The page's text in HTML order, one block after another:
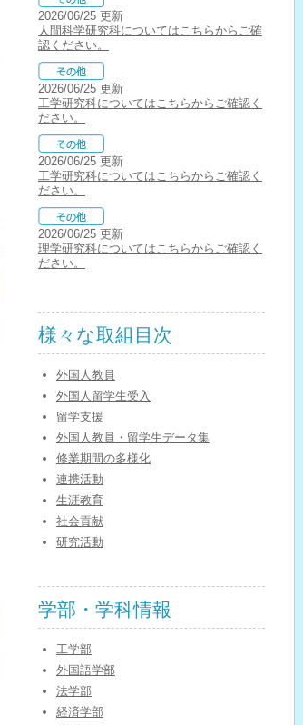
2026/06/25 更新
人間科学研究科についてはこちらからご確
認ください。
2026/06/25 更新
工学研究科についてはこちらからご確認く
ださい。
2026/06/25 更新
工学研究科についてはこちらからご確認く
ださい。
2026/06/25 更新
理学研究科についてはこちらからご確認く
ださい。
様々な取組目次
外国人教員
外国人留学生受入
留学支援
外国人教員・留学生データ集
修業期間の多様化
連携活動
生涯教育
社会貢献
研究活動
学部・学科情報
工学部
外国語学部
法学部
経済学部